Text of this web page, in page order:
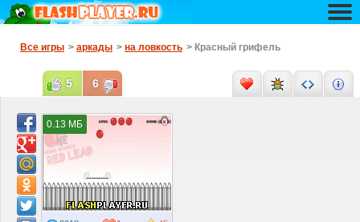
Все игры > аркады > на ловкость > Красный грифель
0.13 МБ
5 6